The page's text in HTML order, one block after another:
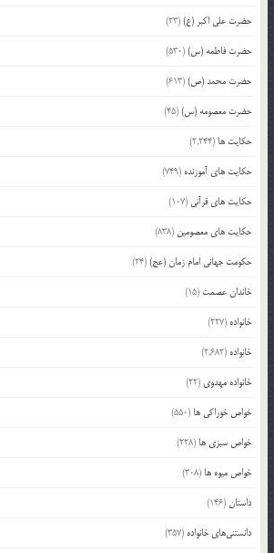
حضرت علی اکبر (ع)(23)
حضرت فاطمه (س)(530)
حضرت محمد (ص)(613)
حضرت معصومه (س)(45)
حکایت ها (2,244)
حکایت های آموزنده (749)
حکایت های قرآنی (107)
حکایت های معصومین (838)
حکومت جهانی امام زمان (عج)(24)
خاندان عصمت (15)
خانواده (227)
خانواده (2,682)
خانواده مهدوی (22)
خواص خوراکی ها (550)
خواص سبزی ها (228)
خواص میوه ها (308)
داستان(146)
دانستنی‌های خانواده (357)